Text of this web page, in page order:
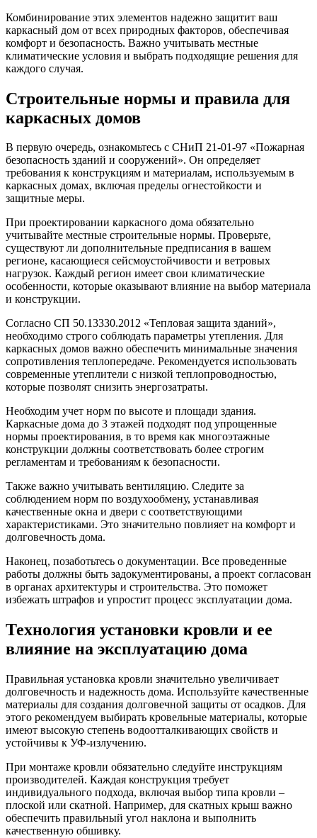
Комбинирование этих элементов надежно защитит ваш
каркасный дом от всех природных факторов, обеспечивая
комфорт и безопасность. Важно учитывать местные
климатические условия и выбрать подходящие решения для
каждого случая.
Строительные нормы и правила для
каркасных домов
В первую очередь, ознакомьтесь с СНиП 21-01-97 «Пожарная
безопасность зданий и сооружений». Он определяет
требования к конструкциям и материалам, используемым в
каркасных домах, включая пределы огнестойкости и
защитные меры.
При проектировании каркасного дома обязательно
учитывайте местные строительные нормы. Проверьте,
существуют ли дополнительные предписания в вашем
регионе, касающиеся сейсмоустойчивости и ветровых
нагрузок. Каждый регион имеет свои климатические
особенности, которые оказывают влияние на выбор материала
и конструкции.
Согласно СП 50.13330.2012 «Тепловая защита зданий»,
необходимо строго соблюдать параметры утепления. Для
каркасных домов важно обеспечить минимальные значения
сопротивления теплопередаче. Рекомендуется использовать
современные утеплители с низкой теплопроводностью,
которые позволят снизить энергозатраты.
Необходим учет норм по высоте и площади здания.
Каркасные дома до 3 этажей подходят под упрощенные
нормы проектирования, в то время как многоэтажные
конструкции должны соответствовать более строгим
регламентам и требованиям к безопасности.
Также важно учитывать вентиляцию. Следите за
соблюдением норм по воздухообмену, устанавливая
качественные окна и двери с соответствующими
характеристиками. Это значительно повлияет на комфорт и
долговечность дома.
Наконец, позаботьтесь о документации. Все проведенные
работы должны быть задокументированы, а проект согласован
в органах архитектуры и строительства. Это поможет
избежать штрафов и упростит процесс эксплуатации дома.
Технология установки кровли и ее
влияние на эксплуатацию дома
Правильная установка кровли значительно увеличивает
долговечность и надежность дома. Используйте качественные
материалы для создания долговечной защиты от осадков. Для
этого рекомендуем выбирать кровельные материалы, которые
имеют высокую степень водоотталкивающих свойств и
устойчивы к УФ-излучению.
При монтаже кровли обязательно следуйте инструкциям
производителей. Каждая конструкция требует
индивидуального подхода, включая выбор типа кровли –
плоской или скатной. Например, для скатных крыш важно
обеспечить правильный угол наклона и выполнить
качественную обшивку.